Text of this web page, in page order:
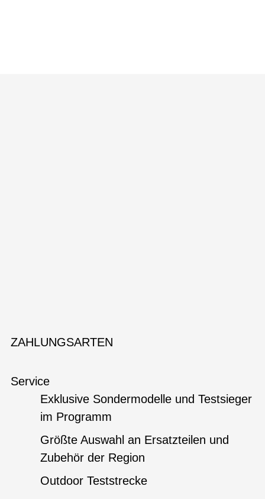
ZAHLUNGSARTEN
Service
Exklusive Sondermodelle und Testsieger
im Programm
Größte Auswahl an Ersatzteilen und
Zubehör der Region
Outdoor Teststrecke